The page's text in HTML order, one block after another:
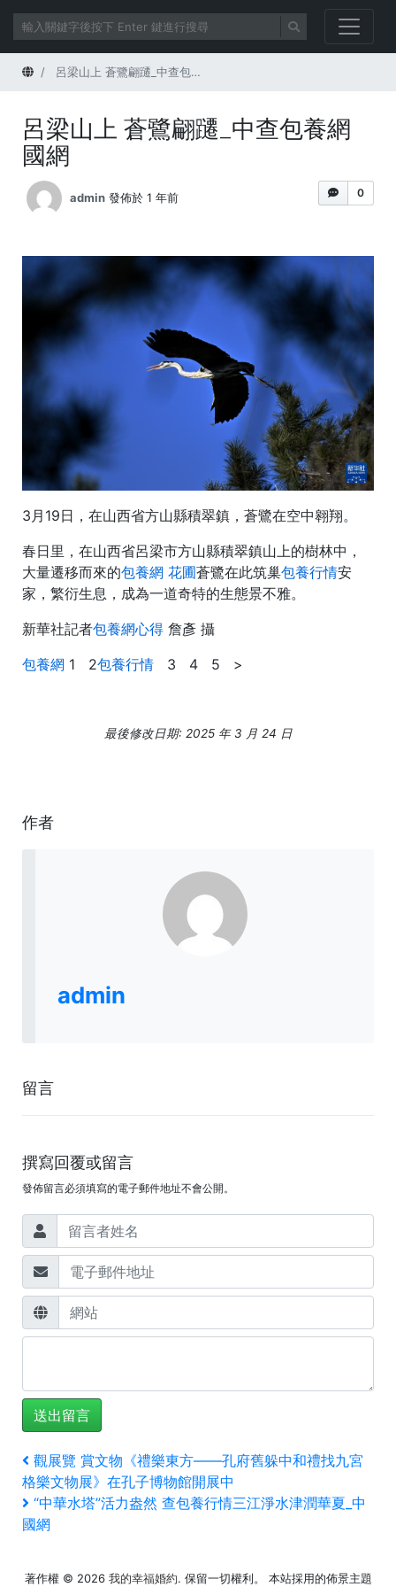
首頁 呂梁山上 蒼鷺翩躚_中查包養網國網
呂梁山上 蒼鷺翩躚_中查包養網
國網
0
admin 發佈於 1 年前
3月19日，在山西省方山縣積翠鎮，蒼鷺在空中翱翔。
春日里，在山西省呂梁市方山縣積翠鎮山上的樹林中，
大量遷移而來的包養網 花圃蒼鷺在此筑巢包養行情安
家，繁衍生息，成為一道奇特的生態景不雅。
新華社記者包養網心得 詹彥 攝
包養網 1 2包養行情 3 4 5 >
最後修改日期: 2025 年 3 月 24 日
作者
admin
留言
撰寫回覆或留言
發佈留言必須填寫的電子郵件地址不會公開。
文
章
導
覽
上
一
篇
文
觀展覽 賞文物《禮樂東方——孔府舊躲中和禮找九宮
格樂文物展》在孔子博物館開展中
下
一
“中華水塔”活力盎然 查包養行情三江淨水津潤華夏_中
國網
著作權 © 2026 我的幸福婚約. 保留一切權利。 本站採用的佈景主題